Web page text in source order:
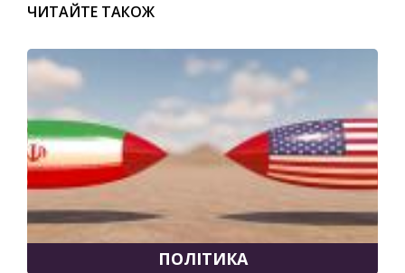
ЧИТАЙТЕ ТАКОЖ
ПОЛІТИКА